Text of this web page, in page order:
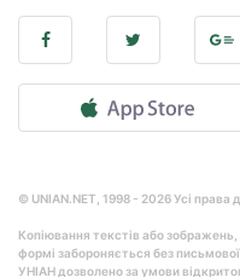
© UNIAN.NET, 1998 - 2026 Усі права
Копіювання текстів або
формі забороняється без
УНІАН дозволено за умови